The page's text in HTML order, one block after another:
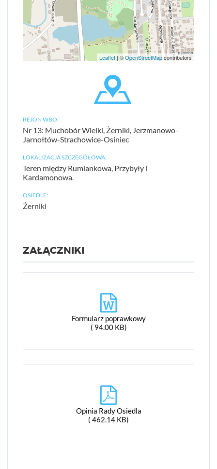
Leaflet | ©OpenStreetMapcontributors
REJON WBO:
Nr 13: Muchobór Wielki, Żerniki, Jerzmanowo-
Jarnołtów-Strachowice-Osiniec
LOKALIZACJA SZCZEGÓŁOWA:
Teren między Rumiankowa, Przybyły i
Kardamonowa.
OSIEDLE:
Żerniki
ZAŁĄCZNIKI
Formularz poprawkowy
( 94.00 KB)
Opinia Rady Osiedla
( 462.14 KB)